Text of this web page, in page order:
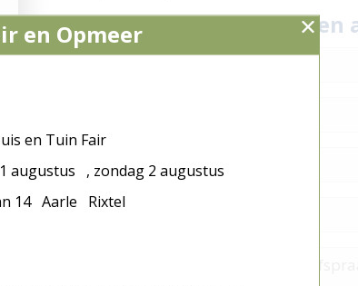
Stel een vraag / plan een
en Opmeer
Fair
, zondag 2 augustus
Rixtel